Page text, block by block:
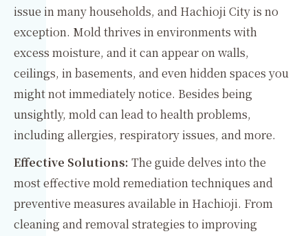
issue in many households, and Hachioji City is no
exception. Mold thrives in environments with
excess moisture, and it can appear on walls,
ceilings, in basements, and even hidden spaces you
might not immediately notice. Besides being
unsightly, mold can lead to health problems,
including allergies, respiratory issues, and more.
Effective Solutions: The guide delves into the
most effective mold remediation techniques and
preventive measures available in Hachioji. From
cleaning and removal strategies to improving